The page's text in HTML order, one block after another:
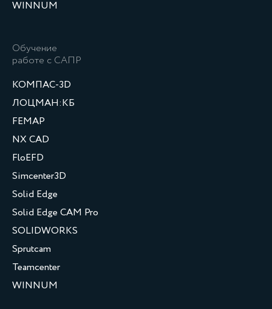
WINNUM
Обучение
работе с САПР
КОМПАС-3D
ЛОЦМАН:КБ
FEMAP
NX CAD
FloEFD
Simcenter3D
Solid Edge
Solid Edge CAM Pro
SOLIDWORKS
Sprutcam
Teamcenter
WINNUM